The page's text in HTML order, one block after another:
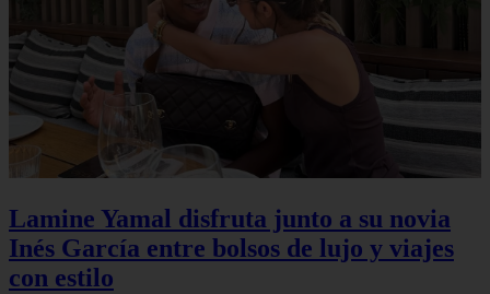
Lamine Yamal disfruta junto a su novia
Inés García entre bolsos de lujo y viajes
con estilo